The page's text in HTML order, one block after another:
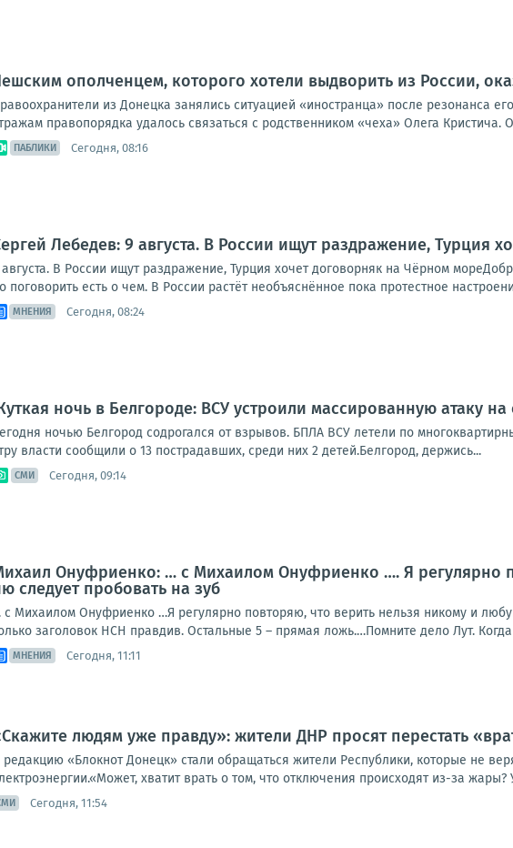
ополченцем, которого хотели выдворить из России,
из Донецка занялись ситуацией «иностранца» после резонанса
правопорядка удалось связаться с родственником «чеха» Олега Кристича.
ПАБЛИКИ Сегодня, 08:16
Лебедев: 9 августа. В России ищут раздражение, Турция
В России ищут раздражение, Турция хочет договорняк на Чёрном
поговорить есть о чем. В России растёт необъяснённое пока протестное
МНЕНИЯ Сегодня, 08:24
ночь в Белгороде: ВСУ устроили массированную атаку
ночью Белгород содрогался от взрывов. БПЛА ВСУ летели по
власти сообщили о 13 пострадавших, среди них 2 детей.Белгород, держись...
СМИ Сегодня, 09:14
Онуфриенко: … с Михаилом Онуфриенко …. Я регулярно
следует пробовать на зуб
с Михаилом Онуфриенко …Я регулярно повторяю, что верить нельзя никому и
заголовок НСН правдив. Остальные 5 – прямая ложь.…Помните дело Лут.
МНЕНИЯ Сегодня, 11:11
людям уже правду»: жители ДНР просят перестать
редакцию «Блокнот Донецк» стали обращаться жители Республики, которые не
хватит врать о том, что отключения происходят из-за жары?
Сегодня, 11:54